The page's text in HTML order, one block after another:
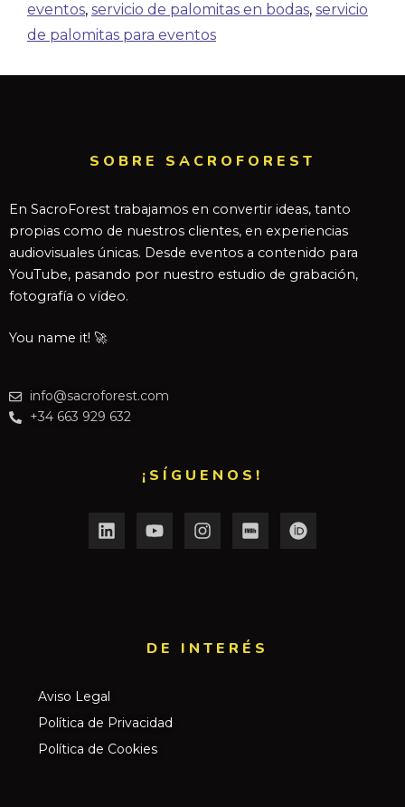
eventos, servicio de palomitas en bodas, servicio
de palomitas para eventos
SOBRE SACROFOREST
En SacroForest trabajamos en convertir ideas, tanto
propias como de nuestros clientes, en experiencias
audiovisuales únicas. Desde eventos a contenido para
YouTube, pasando por nuestro estudio de grabación,
fotografía o vídeo.
You name it! 🚀
info@sacroforest.com
+34 663 929 632
¡SÍGUENOS!
DE INTERÉS​
Aviso Legal
Política de Privacidad
Política de Cookies